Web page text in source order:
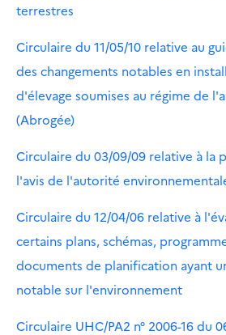
terrestres
Circulaire du 11/05/10 relative au
des changements notables en
d'élevage soumises au régime de
(Abrogée)
Circulaire du 03/09/09 relative à la
l'avis de l'autorité
Circulaire du 12/04/06 relative à
certains plans, schémas,
documents de planification ayant
notable sur l'environnement
Circulaire UHC/PA2 n° 2006-16 du